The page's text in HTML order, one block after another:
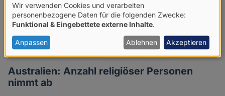
Australien: Anzahl religiöser Personen
nimmt ab
Verwendung
von
personenbezogenen
Daten
und
Cookies
Wir verwenden Cookies und verarbeiten
personenbezogene Daten für die folgenden Zwecke:
Funktional & Eingebettete externe Inhalte
Anpassen Ablehnen Akzeptieren